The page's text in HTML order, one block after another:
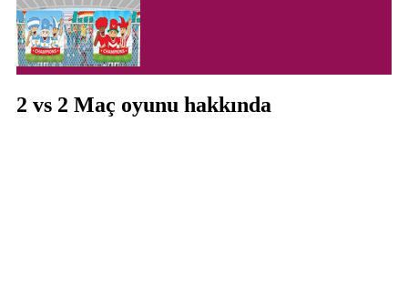
2 vs 2 Maç oyunu hakkında